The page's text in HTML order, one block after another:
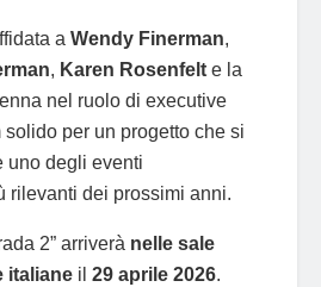
a Wendy Finerman,
, Karen Rosenfelt e la
nel ruolo di executive
solido per un progetto che si
uno degli eventi
rilevanti dei prossimi anni.
2” arriverà nelle sale
italiane il 29 aprile 2026.